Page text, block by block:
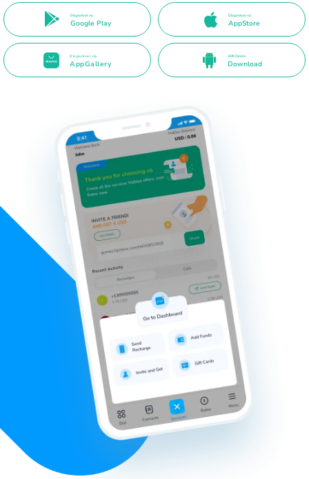
Disponível no
Google Play
Disponível na
AppStore
Disponível na
AppGallery
APK Direto
Download